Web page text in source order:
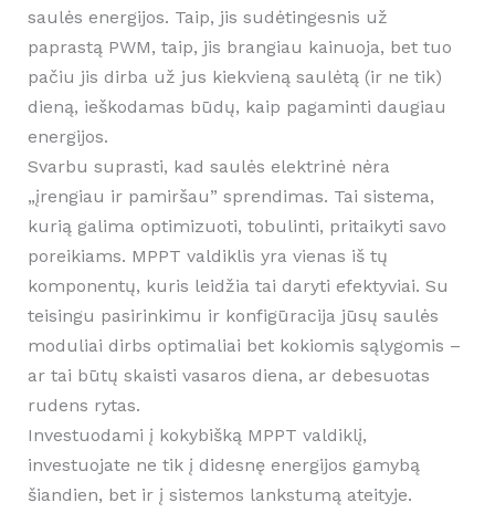
saulės energijos. Taip, jis sudėtingesnis už
paprastą PWM, taip, jis brangiau kainuoja, bet tuo
pačiu jis dirba už jus kiekvieną saulėtą (ir ne tik)
dieną, ieškodamas būdų, kaip pagaminti daugiau
energijos.
Svarbu suprasti, kad saulės elektrinė nėra
„įrengiau ir pamiršau” sprendimas. Tai sistema,
kurią galima optimizuoti, tobulinti, pritaikyti savo
poreikiams. MPPT valdiklis yra vienas iš tų
komponentų, kuris leidžia tai daryti efektyviai. Su
teisingu pasirinkimu ir konfigūracija jūsų saulės
moduliai dirbs optimaliai bet kokiomis sąlygomis –
ar tai būtų skaisti vasaros diena, ar debesuotas
rudens rytas.
Investuodami į kokybišką MPPT valdiklį,
investuojate ne tik į didesnę energijos gamybą
šiandien, bet ir į sistemos lankstumą ateityje.